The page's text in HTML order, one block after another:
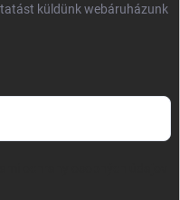
küldünk webáruházunk